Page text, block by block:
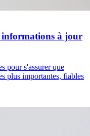
informations à jour
pour s'assurer que
plus importantes, fiables